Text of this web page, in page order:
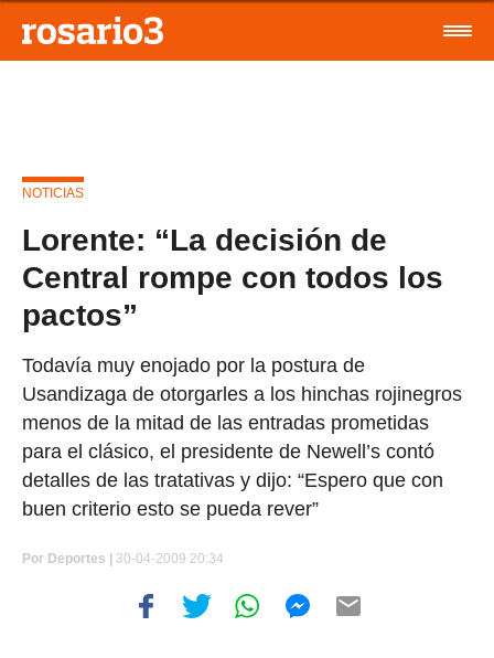
NOTICIAS
Lorente: “La decisión de
Central rompe con todos los
pactos”
Todavía muy enojado por la postura de
Usandizaga de otorgarles a los hinchas rojinegros
menos de la mitad de las entradas prometidas
para el clásico, el presidente de Newell’s contó
detalles de las tratativas y dijo: “Espero que con
buen criterio esto se pueda rever”
Por Deportes | 30-04-2009 20:34